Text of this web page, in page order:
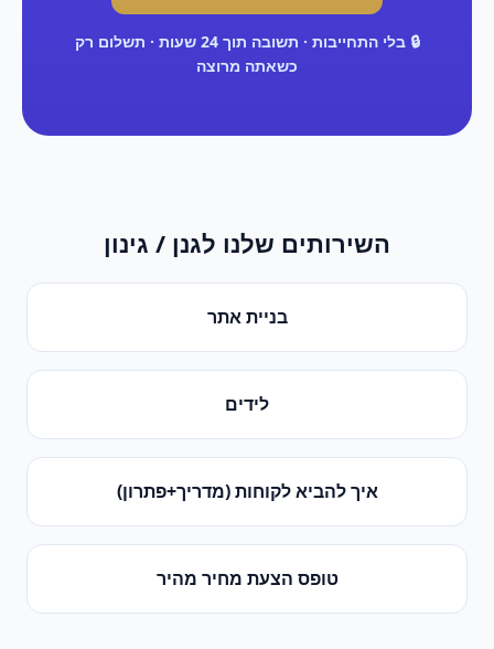
🔒 בלי התחייבות · תשובה תוך 24 שעות · תשלום רק
כשאתה מרוצה
השירותים שלנו לגנן / גינון
בניית אתר
לידים
איך להביא לקוחות (מדריך+פתרון)
טופס הצעת מחיר מהיר